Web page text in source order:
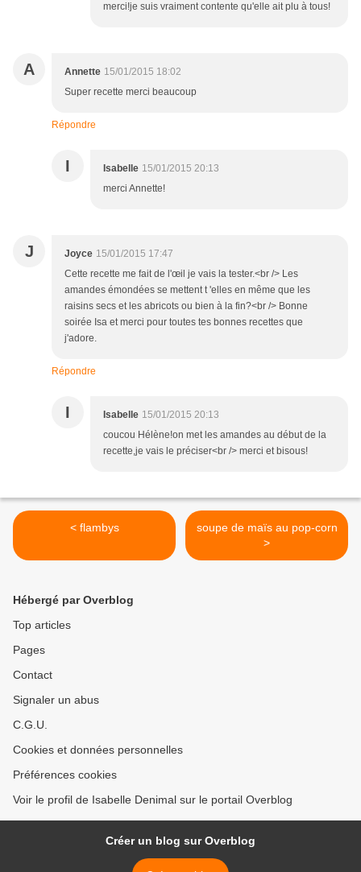
merci!je suis vraiment contente qu'elle ait plu à tous!
A Annette 15/01/2015 18:02
Super recette merci beaucoup
Répondre
I Isabelle 15/01/2015 20:13
merci Annette!
J Joyce 15/01/2015 17:47
Cette recette me fait de l'œil je vais la tester.<br /> Les
amandes émondées se mettent t 'elles en même que les
raisins secs et les abricots ou bien à la fin?<br /> Bonne
soirée Isa et merci pour toutes tes bonnes recettes que
j'adore.
Répondre
I Isabelle 15/01/2015 20:13
coucou Hélène!on met les amandes au début de la
recette,je vais le préciser<br /> merci et bisous!
< flambys
soupe de maïs au pop-corn
>
Hébergé par Overblog
Top articles
Pages
Contact
Signaler un abus
C.G.U.
Cookies et données personnelles
Préférences cookies
Voir le profil de Isabelle Denimal sur le portail Overblog
Créer un blog sur Overblog